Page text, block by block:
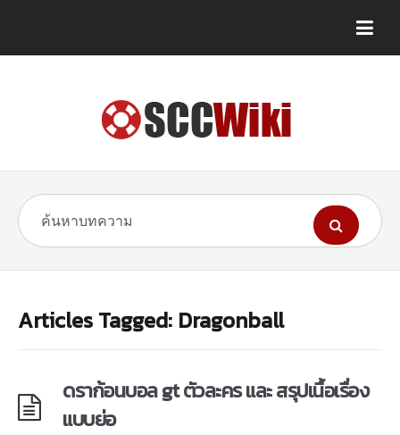
Articles Tagged: Dragonball
ดราก้อนบอล gt ตัวละคร และ สรุปเนื้อเรื่อง
แบบย่อ